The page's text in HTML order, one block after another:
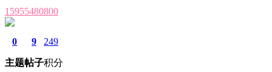
15955480800
0
主题
9
帖子
249
积分